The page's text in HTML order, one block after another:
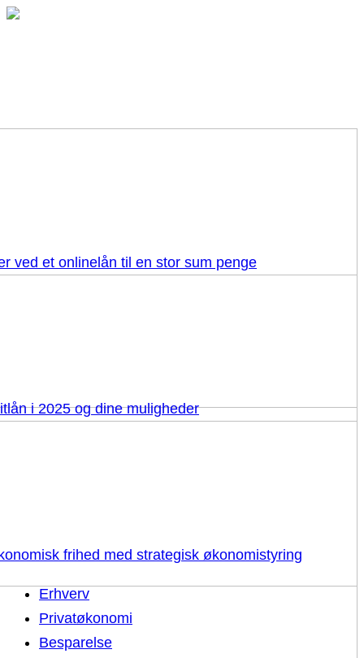
ved et onlinelån til en stor sum penge
i 2025 og dine muligheder
frihed med strategisk økonomistyring
Erhverv
Privatøkonomi
Besparelse